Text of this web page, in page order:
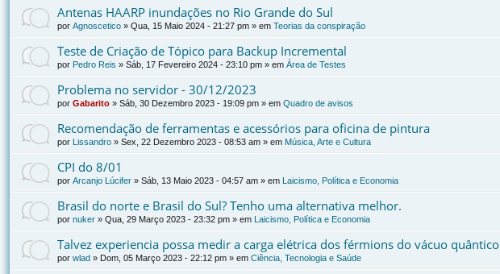
Antenas HAARP inundações no Rio Grande do Sul
por Agnoscetico » Qua, 15 Maio 2024 - 21:27 pm » em Teorias da conspiração
Teste de Criação de Tópico para Backup Incremental
por Pedro Reis » Sáb, 17 Fevereiro 2024 - 23:10 pm » em Área de Testes
Problema no servidor - 30/12/2023
por Gabarito » Sáb, 30 Dezembro 2023 - 19:09 pm » em Quadro de avisos
Recomendação de ferramentas e acessórios para oficina de pintura
por Lissandro » Sex, 22 Dezembro 2023 - 08:53 am » em Música, Arte e Cultura
CPI do 8/01
por Arcanjo Lúcifer » Sáb, 13 Maio 2023 - 04:57 am » em Laicismo, Política e Economia
Brasil do norte e Brasil do Sul? Tenho uma alternativa melhor.
por nuker » Qua, 29 Março 2023 - 23:32 pm » em Laicismo, Política e Economia
Talvez experiencia possa medir a carga elétrica dos férmions do vácuo quântico
por wlad » Dom, 05 Março 2023 - 22:12 pm » em Ciência, Tecnologia e Saúde